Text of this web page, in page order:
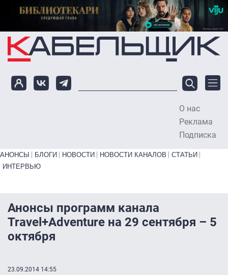
Перейти к основному содержанию
О нас
Реклама
Подписка
Primary links bottom
АНОНСЫ БЛОГИ НОВОСТИ НОВОСТИ КАНАЛОВ
СТАТЬИ
ИНТЕРВЬЮ
Анонсы программ канала
Travel+Adventure на 29 сентября – 5
октября
23.09.2014 14:55